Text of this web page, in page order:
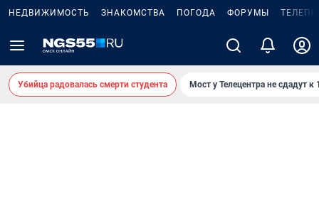
НЕДВИЖИМОСТЬ ЗНАКОМСТВА ПОГОДА ФОРУМЫ
Убийца радовалась смерти студента Мост у Телецентра не сдадут к